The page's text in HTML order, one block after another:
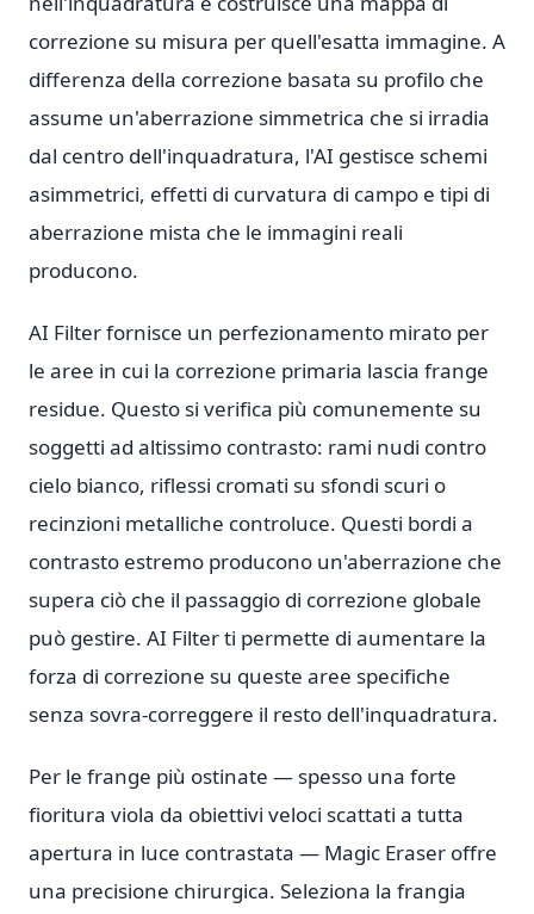
correzione su misura per quell'esatta immagine. A
differenza della correzione basata su profilo che
assume un'aberrazione simmetrica che si irradia
dal centro dell'inquadratura, l'AI gestisce schemi
asimmetrici, effetti di curvatura di campo e tipi di
aberrazione mista che le immagini reali
producono.
AI Filter fornisce un perfezionamento mirato per
le aree in cui la correzione primaria lascia frange
residue. Questo si verifica più comunemente su
soggetti ad altissimo contrasto: rami nudi contro
cielo bianco, riflessi cromati su sfondi scuri o
recinzioni metalliche controluce. Questi bordi a
contrasto estremo producono un'aberrazione che
supera ciò che il passaggio di correzione globale
può gestire. AI Filter ti permette di aumentare la
forza di correzione su queste aree specifiche
senza sovra-correggere il resto dell'inquadratura.
Per le frange più ostinate — spesso una forte
fioritura viola da obiettivi veloci scattati a tutta
apertura in luce contrastata — Magic Eraser offre
una precisione chirurgica. Seleziona la frangia